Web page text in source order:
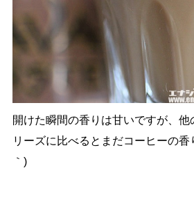
開けた瞬間の香りは甘いですが、他
リーズに比べるとまだコーヒーの香
｀)